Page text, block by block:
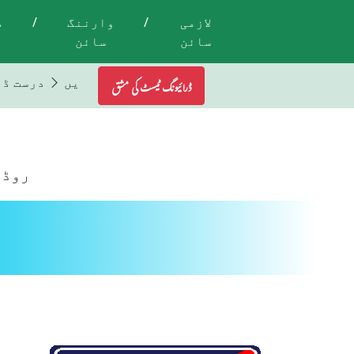
لازمی
سائن
/
وارننگ
سائن
/
ڈرائیونگ ٹیسٹ کی مشق
تمام ٹریفک لائٹس اور اشاروں کی پابندی کریں درست